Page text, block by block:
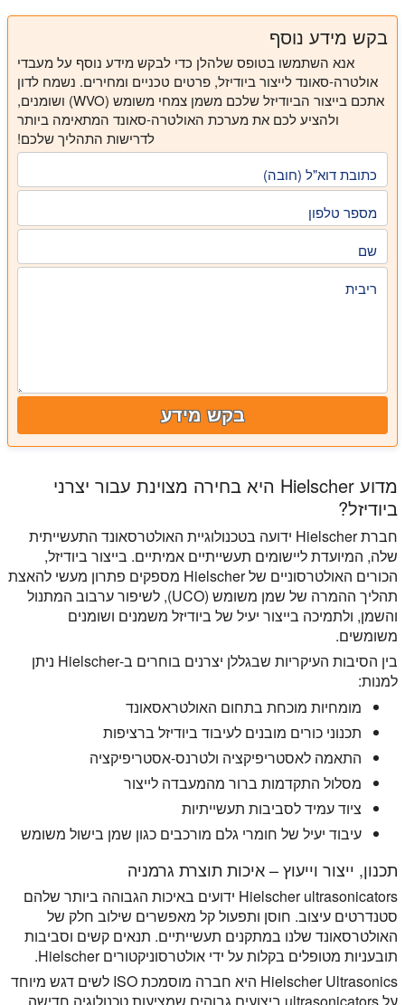
בקש מידע נוסף
אנא השתמשו בטופס שלהלן כדי לבקש מידע נוסף על מעבדי
אולטרה-סאונד לייצור ביודיזל, פרטים טכניים ומחירים. נשמח לדון
אתכם בייצור הביודיזל שלכם משמן צמחי משומש (WVO) ושומנים,
ולהציע לכם את מערכת האולטרה-סאונד המתאימה ביותר
לדרישות התהליך שלכם!
כתובת דוא"ל (חובה)
מספר טלפון
שם
ריבית
בקש מידע
מדוע Hielscher היא בחירה מצוינת עבור יצרני
ביודיזל?
חברת Hielscher ידועה בטכנולוגיית האולטרסאונד התעשייתית
שלה, המיועדת ליישומים תעשייתיים אמיתיים. בייצור ביודיזל,
הכורים האולטרסוניים של Hielscher מספקים פתרון מעשי להאצת
תהליך ההמרה של שמן משומש (UCO), לשיפור ערבוב המתנול
והשמן, ולתמיכה בייצור יעיל של ביודיזל משמנים ושומנים
משומשים.
בין הסיבות העיקריות שבגללן יצרנים בוחרים ב-Hielscher ניתן
למנות:
מומחיות מוכחת בתחום האולטראסאונד
תכנוני כורים מובנים לעיבוד ביודיזל ברציפות
התאמה לאסטריפיקציה ולטרנס-אסטריפיקציה
מסלול התקדמות ברור מהמעבדה לייצור
ציוד עמיד לסביבות תעשייתיות
עיבוד יעיל של חומרי גלם מורכבים כגון שמן בישול משומש
תכנון, ייצור וייעוץ – איכות תוצרת גרמניה
Hielscher ultrasonicators ידועים באיכות הגבוהה ביותר שלהם
סטנדרטים עיצוב. חוסן ותפעול קל מאפשרים שילוב חלק של
האולטרסאונד שלנו במתקנים תעשייתיים. תנאים קשים וסביבות
תובעניות מטופלים בקלות על ידי אולטרסוניקטורים Hielscher.
Hielscher Ultrasonics היא חברה מוסמכת ISO לשים דגש מיוחד
על ultrasonicators ביצועים גבוהים שמציעות טכנולוגיה חדישה